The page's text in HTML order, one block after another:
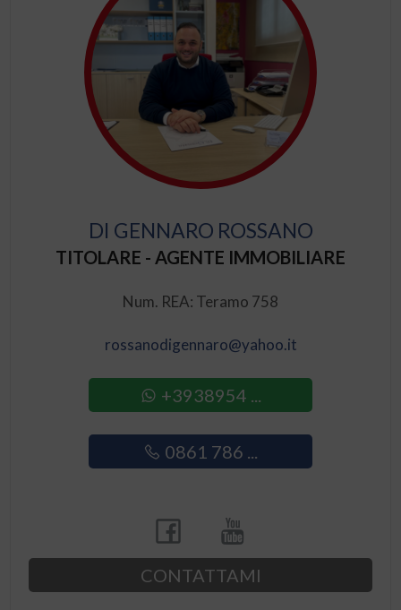
DI GENNARO ROSSANO
TITOLARE - AGENTE IMMOBILIARE
Num. REA: Teramo 758
rossanodigennaro@yahoo.it
+3938954 ...
0861 786 ...
CONTATTAMI